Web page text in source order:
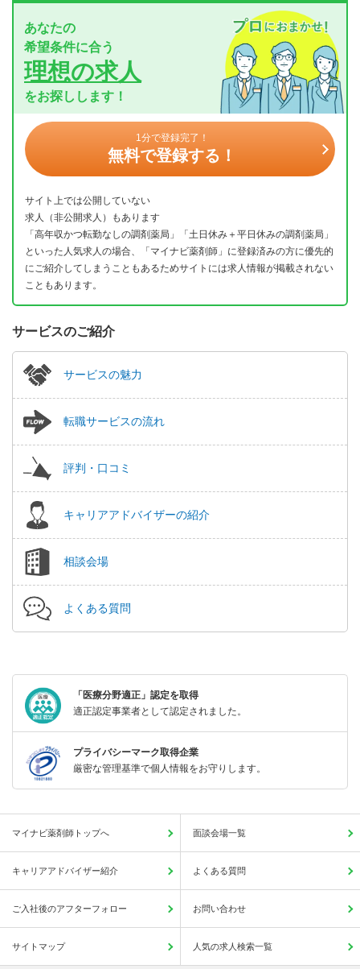
あなたの
希望条件に合う
理想の求人
をお探しします！
1分で登録完了！
無料で登録する！
サイト上では公開していない
求人（非公開求人）もあります
「高年収かつ転勤なしの調剤薬局」「土日休み＋平日休みの調剤薬局」
といった人気求人の場合、「マイナビ薬剤師」に登録済みの方に優先的
にご紹介してしまうこともあるためサイトには求人情報が掲載されない
こともあります。
サービスのご紹介
サービスの魅力
転職サービスの流れ
評判・口コミ
キャリアアドバイザーの紹介
相談会場
よくある質問
「医療分野適正」認定を取得
適正認定事業者として認定されました。
プライバシーマーク取得企業
厳密な管理基準で個人情報をお守りします。
マイナビ薬剤師トップへ 面談会場一覧
キャリアアドバイザー紹介 よくある質問
ご入社後のアフターフォロー お問い合わせ
サイトマップ 人気の求人検索一覧